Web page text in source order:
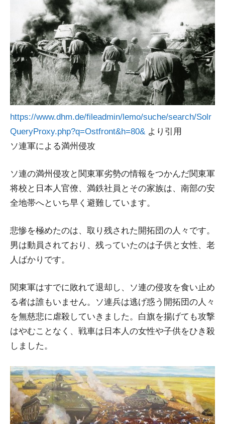
https://www.dhm.de/fileadmin/lemo/suche/search/Solr
QueryProxy.php?q=Ostfront&h=80& より引用
ソ連軍による満州侵攻
ソ連の満州侵攻と関東軍劣勢の情報をつかんだ関東軍
将校と日本人官僚、満鉄社員とその家族は、南部の安
全地帯へといち早く避難しています。
悲惨を極めたのは、取り残された開拓団の人々です。
男は動員されており、残っていたのは子供と女性、老
人ばかりです。
関東軍はすでに敗れて退却し、ソ連の侵攻を食い止め
る者は誰もいません。ソ連兵は逃げ惑う開拓団の人々
を無慈悲に虐殺していきました。白旗を揚げても攻撃
はやむことなく、戦車は日本人の女性や子供をひき殺
しました。